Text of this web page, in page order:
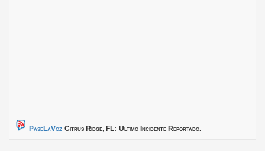
PaseLaVoz Citrus Ridge, FL: Ultimo Incidente Reportado.